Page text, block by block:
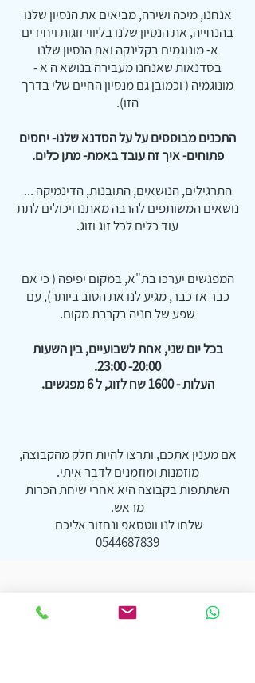
אנחנו, מיכה ושירה, מביאים את הנסיון שלנו
בהנחייה, את הנסיון שלנו בליווי זוגות ויחידים
א- מונוגמים בקלינקה ואת הנסיון שלנו
בסדנאות שאנחנו מעבירה בנושא ה א -
מונוגמיה ( וכמובן גם מנסיון החיים שלי בדרך
הזו).
התכנים מבוססים על על הסדנא שלנו- יחסים
פתוחים- איך זה עובד באמת- מתן כלים.
התרגילים, הנושאים, התובנות, הדינמיקה ...
נושאים המשותפים להרבה מאתנו ויכולים לתת
עוד כלים לכל זוג וזוג.
המפגשים יערכו בת"א, במקום יפיפה ( כי אם
כבר אז כבר, מגיע לנו את הטוב ביותר), עם
שפע של חניה בקרבת מקום.
בכל יום שני, אחת לשבועיים, בין השעות
20:00- 23:00.
העלות - 1600 שח לזוג, ל 6 מפגשים.
אם מענין אתכם, ותרצו להיות חלק מהקבוצה,
מוזמנות ומוזמנים לדבר איתי.
השתתפות בקבוצה היא אחרי שיחת הכרות
מראש.
שלחו לנו ווטסאפ ונחזור אליכם
0544687839
עליהם נעבוד :